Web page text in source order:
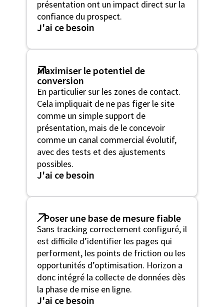
présentation ont un impact direct sur la
confiance du prospect.
J'ai ce besoin
Maximiser le potentiel de
conversion
En particulier sur les zones de contact.
Cela impliquait de ne pas figer le site
comme un simple support de
présentation, mais de le concevoir
comme un canal commercial évolutif,
avec des tests et des ajustements
possibles.
J'ai ce besoin
Poser une base de mesure fiable
Sans tracking correctement configuré, il
est difficile d’identifier les pages qui
performent, les points de friction ou les
opportunités d’optimisation. Horizon a
donc intégré la collecte de données dès
la phase de mise en ligne.
J'ai ce besoin